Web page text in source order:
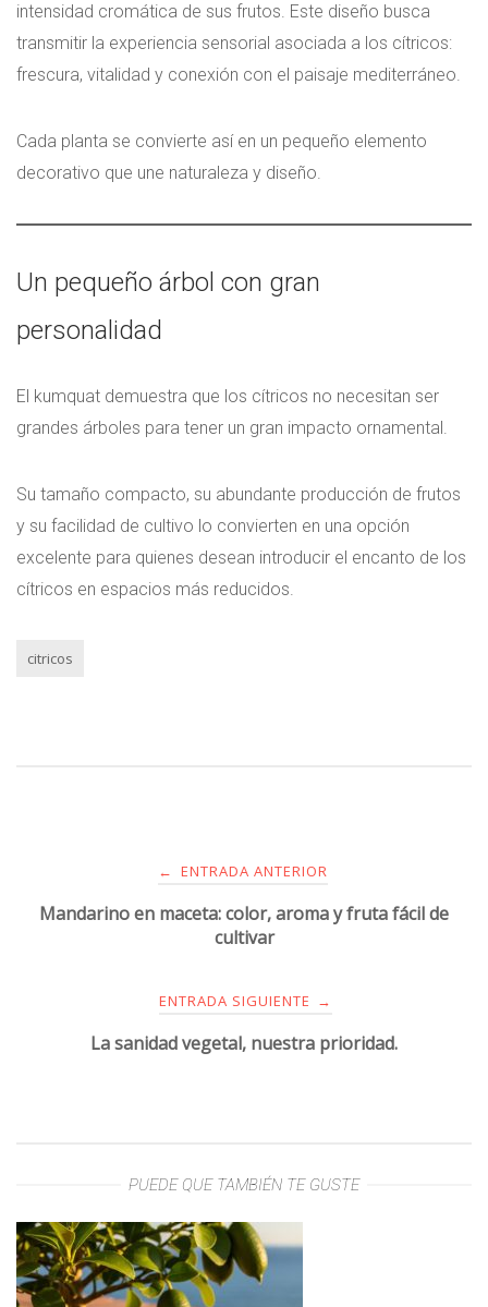
intensidad cromática de sus frutos. Este diseño busca
transmitir la experiencia sensorial asociada a los cítricos:
frescura, vitalidad y conexión con el paisaje mediterráneo.
Cada planta se convierte así en un pequeño elemento
decorativo que une naturaleza y diseño.
Un pequeño árbol con gran
personalidad
El kumquat demuestra que los cítricos no necesitan ser
grandes árboles para tener un gran impacto ornamental.
Su tamaño compacto, su abundante producción de frutos
y su facilidad de cultivo lo convierten en una opción
excelente para quienes desean introducir el encanto de los
cítricos en espacios más reducidos.
citricos
← ENTRADA ANTERIOR
Mandarino en maceta: color, aroma y fruta fácil de
cultivar
ENTRADA SIGUIENTE →
La sanidad vegetal, nuestra prioridad.
PUEDE QUE TAMBIÉN TE GUSTE